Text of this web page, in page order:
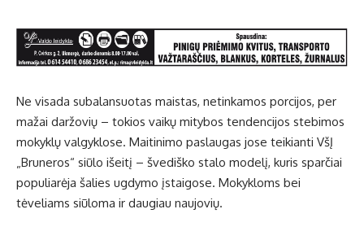
Ne visada subalansuotas maistas, netinkamos porcijos, per
mažai daržovių – tokios vaikų mitybos tendencijos stebimos
mokyklų valgyklose. Maitinimo paslaugas jose teikianti VšĮ
„Bruneros“ siūlo išeitį – švediško stalo modelį, kuris sparčiai
populiarėja šalies ugdymo įstaigose. Mokykloms bei
tėveliams siūloma ir daugiau naujovių.